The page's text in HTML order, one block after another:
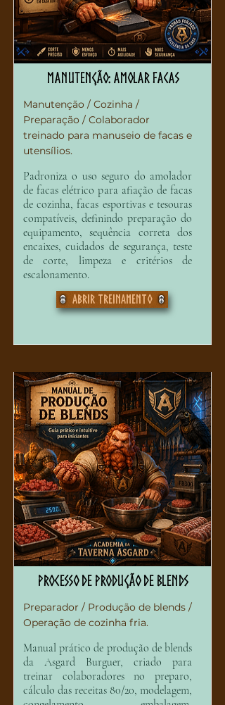
Manutenção: Amolar Facas
Manutenção / Cozinha /
Preparação / Colaborador
treinado para manuseio de facas e
utensílios.
Padroniza o uso seguro do amolador
de facas elétrico para afiação de facas
de cozinha, facas esportivas e tesouras
compatíveis, definindo preparação do
equipamento, sequência correta dos
encaixes, cuidados de segurança, teste
de corte, limpeza e critérios de
escalonamento.
Abrir treinamento
Processo de Produção de Blends
Preparador / Produção de blends /
Operação de cozinha fria.
Manual prático de produção de blends
da Asgard Burguer, criado para
treinar colaboradores no preparo,
cálculo das receitas 80/20, modelagem,